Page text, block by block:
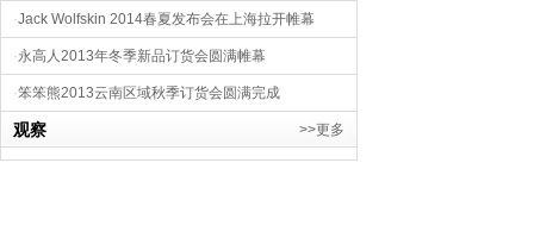
·Jack Wolfskin 2014春夏发布会在上海拉开帷幕
·永高人2013年冬季新品订货会圆满帷幕
·笨笨熊2013云南区域秋季订货会圆满完成
观察 >>更多